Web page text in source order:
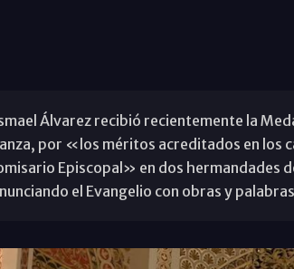
Álvarez recibió recientemente la
por «los méritos acreditados en los
Episcopal» en dos hermandades
el Evangelio con obras y